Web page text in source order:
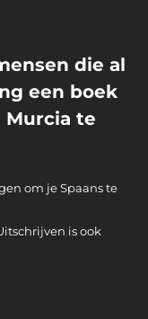
die al
een boek
Murcia te
om je Spaans te
is ook